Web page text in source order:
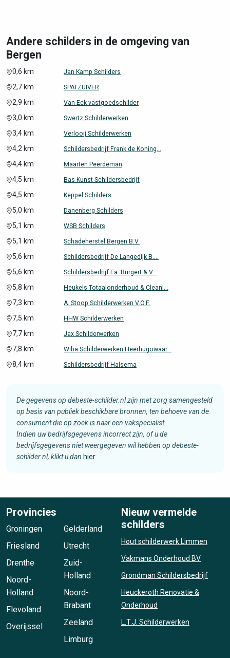
Andere schilders in de omgeving van
Bergen
0,6 km Jan Kamp Schilders
2,7 km SPATZUIVER
2,9 km Van Eck vastgoedschilder
3,0 km Swertz Schilderwerken
3,4 km Verlooij Schilderwerken
4,2 km Schildersbedrijf Frank de Koning...
4,4 km Maarten Peerdeman
4,5 km Bas Kunst Schildersbedrijf
4,5 km Keppel Schilders
5,0 km Danenberg Schilders
5,1 km WSB Schilders
5,1 km Schadeherstel Bergen B.V.
5,6 km Schildersbedrijf De Langedijk B....
5,6 km Schildersbedrijf Fa. Burgert & V...
5,8 km Heukels Totaalonderhoud & Cleani...
7,3 km A. Stoop Schilderwerken V.O.F.
7,5 km HHW Schilderwerken
7,7 km Jax Schilderwerken
7,8 km Wiba Schilderwerken Heerhugowaar...
8,4 km Schildersbedrijf Halsema
De gegevens op debeste-schilder.nl zijn met zorg samengesteld
op basis van publiek beschikbare bronnen, ten behoeve van de
consument die op zoek is naar een vakspecialist.
Indien uw bedrijfsgegevens incorrect zijn, of u de
bedrijfsgegevens niet weergegeven wil hebben op debeste-
schilder.nl, klikt u dan hier
Provincies
Groningen
Friesland
Drenthe
Noord-
Holland
Flevoland
Overijssel
Gelderland
Utrecht
Zuid-
Holland
Noord-
Brabant
Zeeland
Limburg
Nieuw vermelde
schilders
Hout schilderwerk Limmen
Vakmans Onderhoud BV
Grondman Schildersbedrijf
Heuckeroth Renovatie &
Onderhoud
L.T.J. Schilderwerken